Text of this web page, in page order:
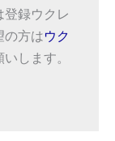
登録ウクレ
の方はウク
します。